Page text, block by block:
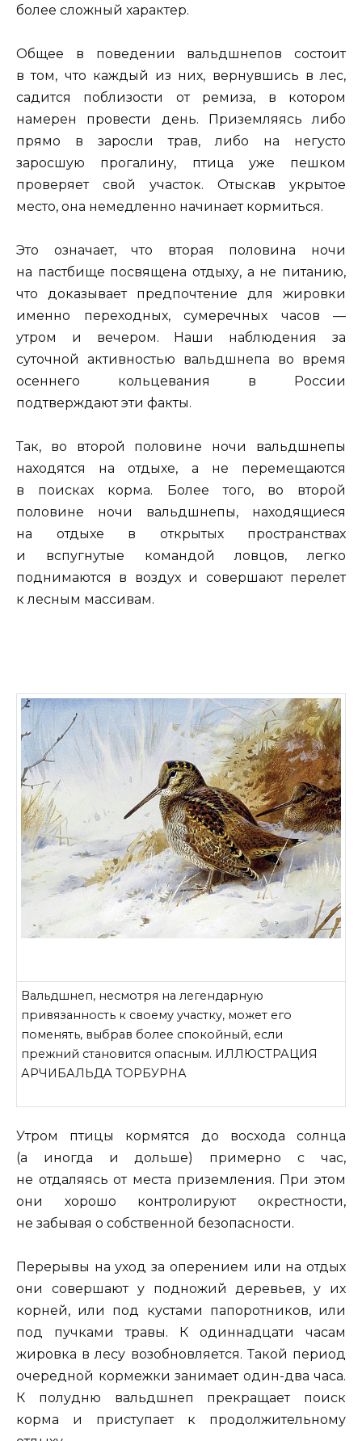
более сложный характер.
Общее в поведении вальдшнепов состоит
в том, что каждый из них, вернувшись в лес,
садится поблизости от ремиза, в котором
намерен провести день. Приземляясь либо
прямо в заросли трав, либо на негусто
заросшую прогалину, птица уже пешком
проверяет свой участок. Отыскав укрытое
место, она немедленно начинает кормиться.
Это означает, что вторая половина ночи
на пастбище посвящена отдыху, а не питанию,
что доказывает предпочтение для жировки
именно переходных, сумеречных часов —
утром и вечером. Наши наблюдения за
суточной активностью вальдшнепа во время
осеннего кольцевания в России
подтверждают эти факты.
Так, во второй половине ночи вальдшнепы
находятся на отдыхе, а не перемещаются
в поисках корма. Более того, во второй
половине ночи вальдшнепы, находящиеся
на отдыхе в открытых пространствах
и вспугнутые командой ловцов, легко
поднимаются в воздух и совершают перелет
к лесным массивам.
Вальдшнеп, несмотря на легендарную
привязанность к своему участку, может его
поменять, выбрав более спокойный, если
прежний становится опасным. ИЛЛЮСТРАЦИЯ
АРЧИБАЛЬДА ТОРБУРНА
Утром птицы кормятся до восхода солнца
(а иногда и дольше) примерно с час,
не отдаляясь от места приземления. При этом
они хорошо контролируют окрестности,
не забывая о собственной безопасности.
Перерывы на уход за оперением или на отдых
они совершают у подножий деревьев, у их
корней, или под кустами папоротников, или
под пучками травы. К одиннадцати часам
жировка в лесу возобновляется. Такой период
очередной кормежки занимает один-два часа.
К полудню вальдшнеп прекращает поиск
корма и приступает к продолжительному